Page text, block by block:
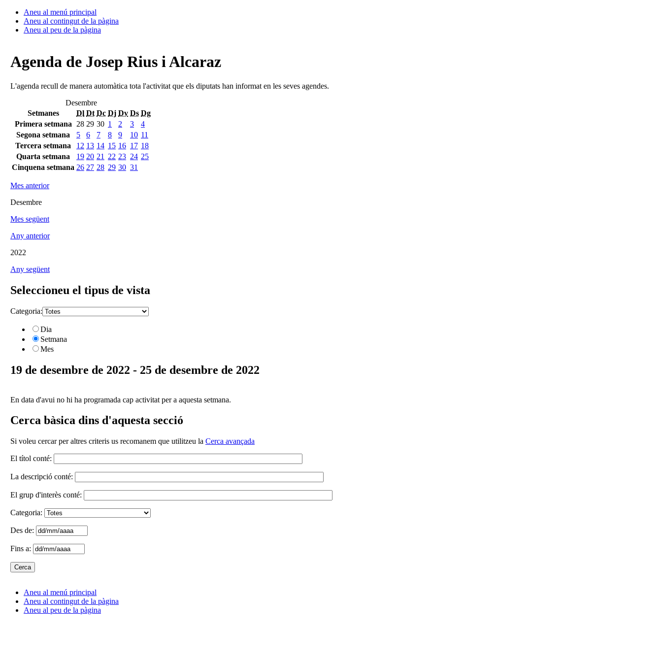
Aneu al menú principal
Aneu al contingut de la pàgina
Aneu al peu de la pàgina
Agenda de Josep Rius i Alcaraz
L'agenda recull de manera automàtica tota l'activitat que els diputats han informat en les seves agendes.
Desembre
Setmanes
Dl Dt Dc Dj Dv Ds Dg
Primera setmana
28 29 30 1 2 3
4
Segona setmana
5 6 7 8 9 10 11
Tercera setmana
12 13 14 15 16 17 18
Quarta setmana
19 20 21 22 23 24 25
Cinquena setmana 26 27 28 29 30 31
Mes anterior
Desembre
Mes següent
Any anterior
2022
Any següent
Seleccioneu el tipus de vista
Categoria:
Dia
Setmana
Mes
19 de desembre de 2022 - 25 de desembre de 2022
En data d'avui no hi ha programada cap activitat per a aquesta setmana.
Cerca bàsica dins d'aquesta secció
Si voleu cercar per altres criteris us recomanem que utilitzeu la Cerca avançada
El títol conté:
La descripció conté:
El grup d'interès conté:
Categoria:
Des de:
Fins a:
Aneu al menú principal
Aneu al contingut de la pàgina
Aneu al peu de la pàgina